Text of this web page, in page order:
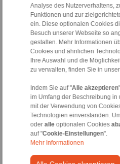
Analyse des Nutzerverhaltens,
Funktionen und zur
ein. Diese optionalen Cookies
Besuch unserer Webseite so
gestalten. Mehr Informationen
Cookies und ähnlichen
Ihre Auswahl und die
zu verwalten, finden Sie in
Indem Sie auf "Alle akzeptieren
im Umfang der Beschreibung in
mit der Verwendung von
Technologien einverstanden.
oder alleoptionalen Cookies
auf "Cookie-Einstellungen".
Mehr Informationen
Kraftbegrenzer
Kraftbegrenzung in beide